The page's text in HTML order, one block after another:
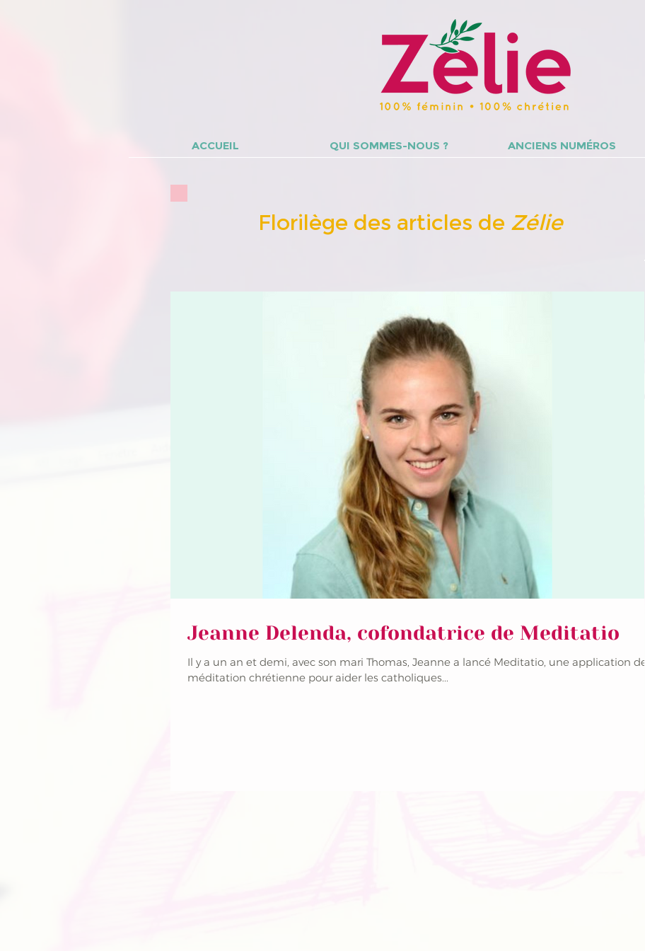
ACCUEIL QUI SOMMES-NOUS ? ANCIENS NUMÉROS
Florilège des articles de Zélie
Jeanne Delenda, cofondatrice de Meditatio
Il y a un an et demi, avec son mari Thomas, Jeanne a lancé Meditatio, une application de
méditation chrétienne pour aider les catholiques...